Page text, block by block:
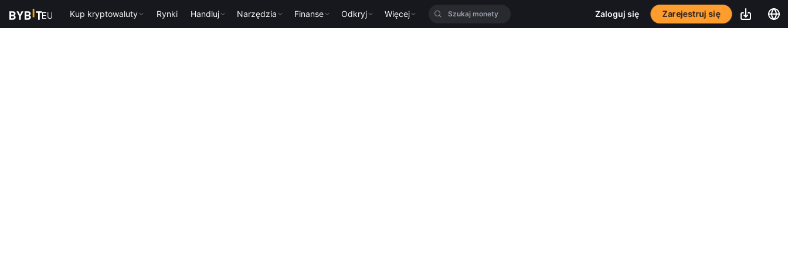
Kup kryptowaluty Rynki Handluj Narzędzia Finanse Odkryj Więcej Zaloguj się Zarejestruj się